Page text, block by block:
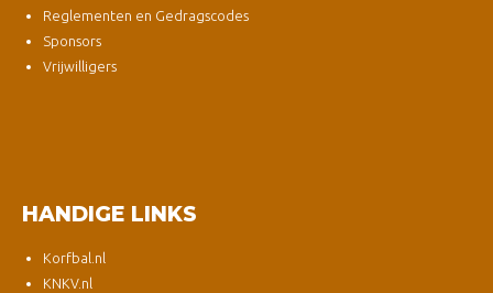
Reglementen en Gedragscodes
Sponsors
Vrijwilligers
HANDIGE LINKS
Korfbal.nl
KNKV.nl